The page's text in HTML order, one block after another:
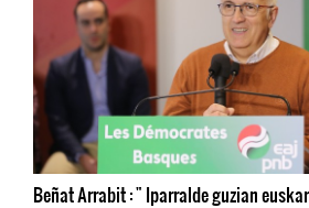
Beñat Arrabit : " Iparralde guzian